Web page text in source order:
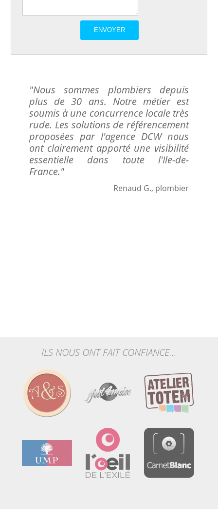
"Nous sommes plombiers depuis
plus de 30 ans. Notre métier est
soumis à une concurrence locale très
rude. Les solutions de référencement
proposées par l'agence DCW nous
ont clairement apporté une visibilité
essentielle dans toute l'Ile-de-
France."
Renaud G., plombier
ILS NOUS ONT FAIT CONFIANCE...